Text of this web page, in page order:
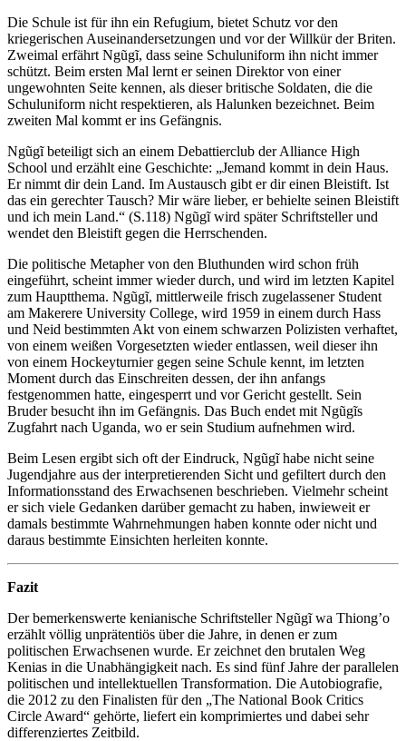
Die Schule ist für ihn ein Refugium, bietet Schutz vor den
kriegerischen Auseinandersetzungen und vor der Willkür der Briten.
Zweimal erfährt Ngũgĩ, dass seine Schuluniform ihn nicht immer
schützt. Beim ersten Mal lernt er seinen Direktor von einer
ungewohnten Seite kennen, als dieser britische Soldaten, die die
Schuluniform nicht respektieren, als Halunken bezeichnet. Beim
zweiten Mal kommt er ins Gefängnis.
Ngũgĩ beteiligt sich an einem Debattierclub der Alliance High
School und erzählt eine Geschichte: „Jemand kommt in dein Haus.
Er nimmt dir dein Land. Im Austausch gibt er dir einen Bleistift. Ist
das ein gerechter Tausch? Mir wäre lieber, er behielte seinen Bleistift
und ich mein Land.“ (S.118) Ngũgĩ wird später Schriftsteller und
wendet den Bleistift gegen die Herrschenden.
Die politische Metapher von den Bluthunden wird schon früh
eingeführt, scheint immer wieder durch, und wird im letzten Kapitel
zum Hauptthema. Ngũgĩ, mittlerweile frisch zugelassener Student
am Makerere University College, wird 1959 in einem durch Hass
und Neid bestimmten Akt von einem schwarzen Polizisten verhaftet,
von einem weißen Vorgesetzten wieder entlassen, weil dieser ihn
von einem Hockeyturnier gegen seine Schule kennt, im letzten
Moment durch das Einschreiten dessen, der ihn anfangs
festgenommen hatte, eingesperrt und vor Gericht gestellt. Sein
Bruder besucht ihn im Gefängnis. Das Buch endet mit Ngũgĩs
Zugfahrt nach Uganda, wo er sein Studium aufnehmen wird.
Beim Lesen ergibt sich oft der Eindruck, Ngũgĩ habe nicht seine
Jugendjahre aus der interpretierenden Sicht und gefiltert durch den
Informationsstand des Erwachsenen beschrieben. Vielmehr scheint
er sich viele Gedanken darüber gemacht zu haben, inwieweit er
damals bestimmte Wahrnehmungen haben konnte oder nicht und
daraus bestimmte Einsichten herleiten konnte.
Fazit
Der bemerkenswerte kenianische Schriftsteller Ngũgĩ wa Thiong’o
erzählt völlig unprätentiös über die Jahre, in denen er zum
politischen Erwachsenen wurde. Er zeichnet den brutalen Weg
Kenias in die Unabhängigkeit nach. Es sind fünf Jahre der parallelen
politischen und intellektuellen Transformation. Die Autobiografie,
die 2012 zu den Finalisten für den „The National Book Critics
Circle Award“ gehörte, liefert ein komprimiertes und dabei sehr
differenziertes Zeitbild.